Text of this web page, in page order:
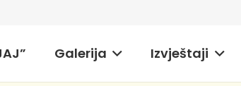
Galerija Izvještaji